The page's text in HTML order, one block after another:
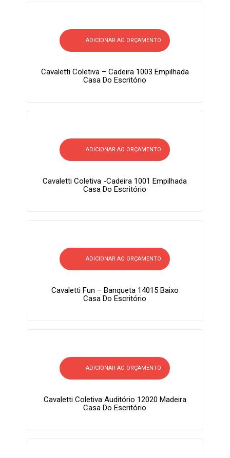
ADICIONAR AO ORÇAMENTO
Cavaletti Coletiva – Cadeira 1003 Empilhada
Casa Do Escritório
ADICIONAR AO ORÇAMENTO
Cavaletti Coletiva -Cadeira 1001 Empilhada
Casa Do Escritório
ADICIONAR AO ORÇAMENTO
Cavaletti Fun – Banqueta 14015 Baixo
Casa Do Escritório
ADICIONAR AO ORÇAMENTO
Cavaletti Coletiva Auditório 12020 Madeira
Casa Do Escritório